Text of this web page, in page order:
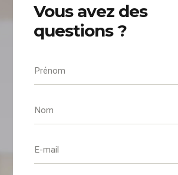
Vous avez des
questions ?